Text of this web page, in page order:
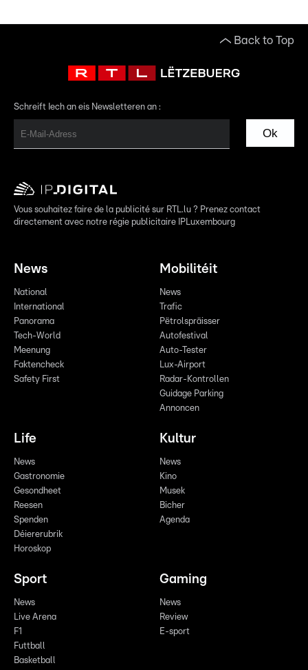
Back to Top
Schreift Iech an eis Newsletteren an :
Ok
Vous souhaitez faire de la publicité sur RTL.lu ? Prenez contact
directement avec notre régie publicitaire IPLuxembourg
News
National
International
Panorama
Tech-World
Meenung
Faktencheck
Safety First
Mobilitéit
News
Trafic
Pëtrolspräisser
Autofestival
Auto-Tester
Lux-Airport
Radar-Kontrollen
Guidage Parking
Annoncen
Life
News
Gastronomie
Gesondheet
Reesen
Spenden
Déiererubrik
Horoskop
Kultur
News
Kino
Musek
Bicher
Agenda
Sport
News
Live Arena
F1
Futtball
Basketball
Gaming
News
Review
E-sport